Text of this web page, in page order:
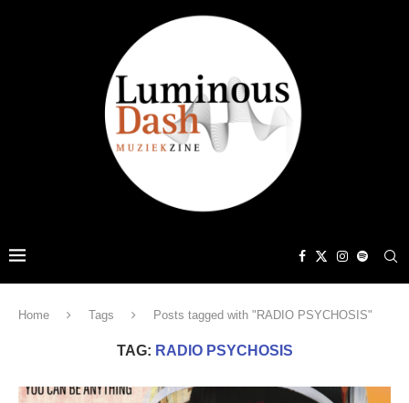
Home Tags Posts tagged with "RADIO PSYCHOSIS"
TAG: RADIO PSYCHOSIS